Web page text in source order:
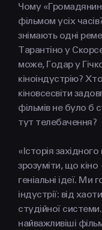
Чому
фільмом усіх
знімають одні
Тарантіно у
може, Годар у
кіноіндустрію?
кіновсесвіти
фільмів не було б
тут телебачення?
«Історія
зрозуміти, що
геніальні ідеї. Ми
індустрії: від
студійної
найважливіші